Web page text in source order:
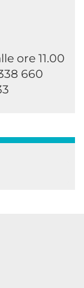
ore 11.00
660